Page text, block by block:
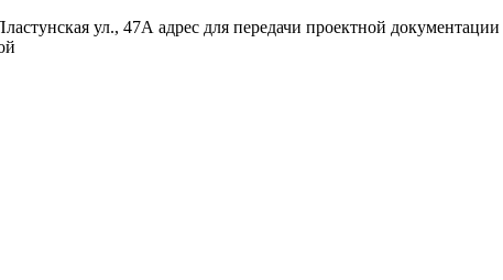
ул., 47А адрес для передачи проектной документации